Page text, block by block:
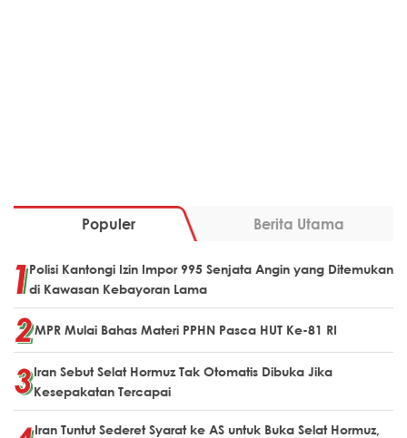
Populer Berita Utama
Polisi Kantongi Izin Impor 995 Senjata Angin yang Ditemukan
di Kawasan Kebayoran Lama
MPR Mulai Bahas Materi PPHN Pasca HUT Ke-81 RI
Iran Sebut Selat Hormuz Tak Otomatis Dibuka Jika
Kesepakatan Tercapai
Iran Tuntut Sederet Syarat ke AS untuk Buka Selat Hormuz,